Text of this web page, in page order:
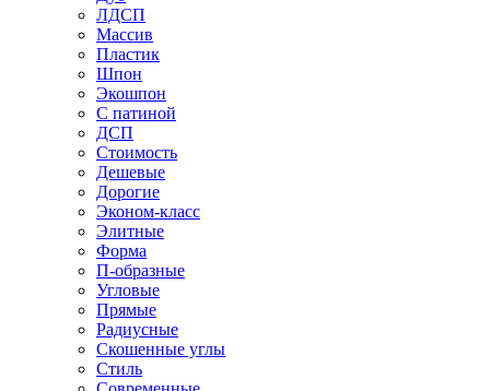
ЛДСП
Массив
Пластик
Шпон
Экошпон
С патиной
ДСП
Стоимость
Дешевые
Дорогие
Эконом-класс
Элитные
Форма
П-образные
Угловые
Прямые
Радиусные
Скошенные углы
Стиль